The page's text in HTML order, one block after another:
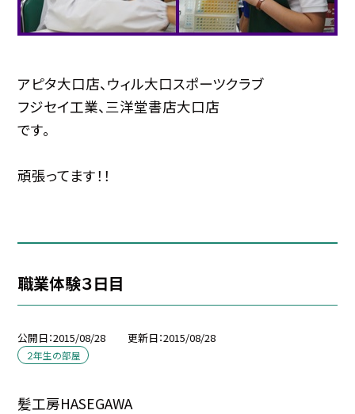
アピタ大口店、ウィル大口スポーツクラブ
フジセイ工業、三洋堂書店大口店
です。
頑張ってます！！
職業体験３日目
公開日 2015/08/28 更新日 2015/08/28
２年生の部屋
髪工房HASEGAWA